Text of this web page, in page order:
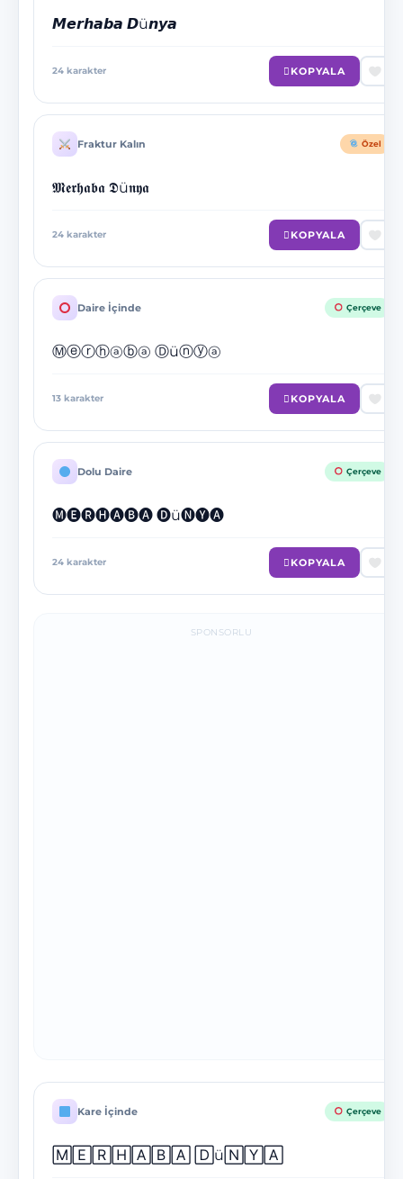
𝙈𝙚𝙧𝙝𝙖𝙗𝙖 𝘿ü𝙣𝙮𝙖
24 karakter KOPYALA
Fraktur Kalın Özel
𝕸𝖊𝖗𝖍𝖆𝖇𝖆 𝕯ü𝖓𝖞𝖆
24 karakter KOPYALA
Daire İçinde Çerçeve
Ⓜⓔⓡⓗⓐⓑⓐ Ⓓüⓝⓨⓐ
13 karakter KOPYALA
Dolu Daire Çerçeve
🅜🅔🅡🅗🅐🅑🅐 🅓ü🅝🅨🅐
24 karakter KOPYALA
SPONSORLU
Kare İçinde Çerçeve
🄼🄴🅁🄷🄰🄱🄰 🄳ü🄽🅈🄰